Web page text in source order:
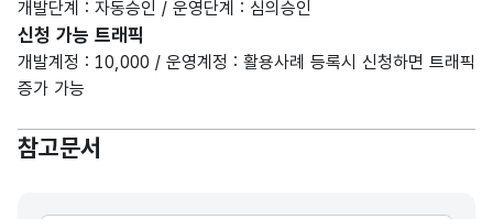
개발단계 : 자동승인 / 운영단계 : 심의승인
신청 가능 트래픽
개발계정 : 10,000 / 운영계정 : 활용사례 등록시 신청하면 트래픽
증가 가능
참고문서